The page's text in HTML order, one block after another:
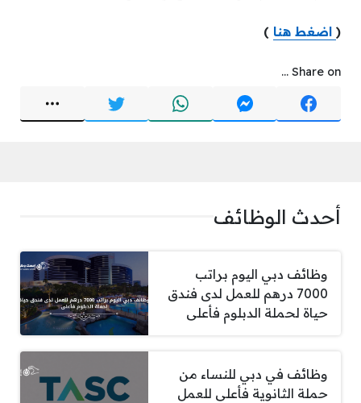
( اضغط هنا )
Share on ...
أحدث الوظائف
وظائف دبي اليوم براتب
7000 درهم للعمل لدى فندق
حياة لحملة الدبلوم فأعلى
وظائف في دبي للنساء من
حملة الثانوية فأعلى للعمل